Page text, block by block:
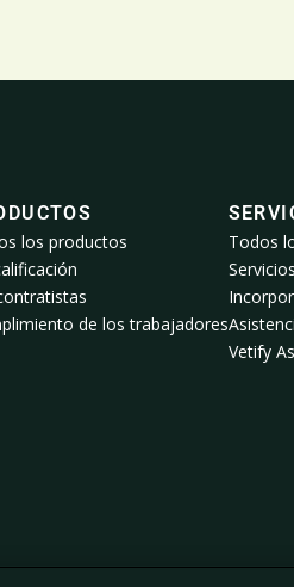
los productos
de los trabajadores
Todos
Vetify